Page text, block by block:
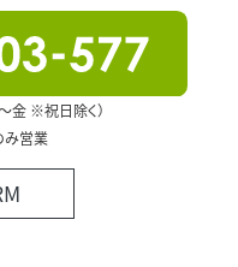
金 ※祝日除く）
み営業